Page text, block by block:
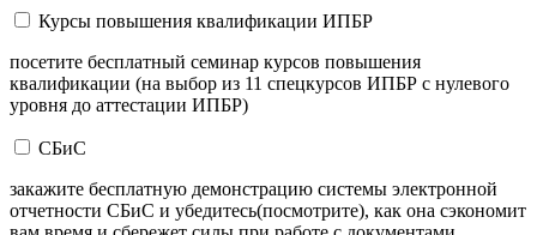
Курсы повышения квалификации ИПБР
посетите бесплатный семинар курсов повышения
квалификации (на выбор из 11 спецкурсов ИПБР с нулевого
уровня до аттестации ИПБР)
СБиС
закажите бесплатную демонстрацию системы электронной
отчетности СБиС и убедитесь(посмотрите), как она сэкономит